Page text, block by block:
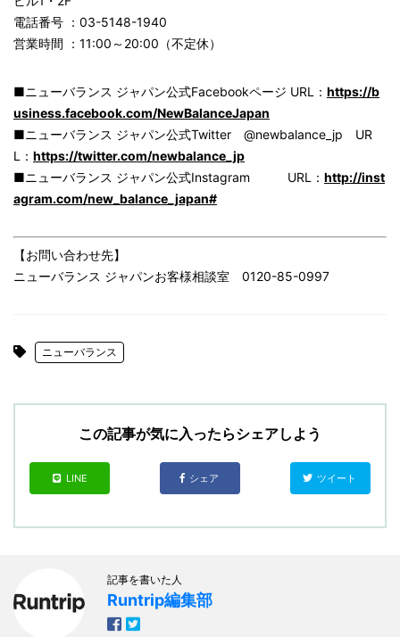
電話番号 ：03-5148-1940
営業時間 ：11:00～20:00（不定休）
■ニューバランス ジャパン公式Facebookページ URL： https://b
usiness.facebook.com/NewBalanceJapan
■ニューバランス ジャパン公式Twitter @newbalance_jp UR
L： https://twitter.com/newbalance_jp
■ニューバランス ジャパン公式Instagram URL： http://inst
agram.com/new_balance_japan#
【お問い合わせ先】
ニューバランス ジャパンお客様相談室 0120-85-0997
ニューバランス
この記事が気に入ったらシェアしよう
LINE シェア ツイート
記事を書いた人
Runtrip編集部